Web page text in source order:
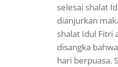
selesai shalat
dianjurkan
shalat Idul Fitri
disangka
hari berpuasa.